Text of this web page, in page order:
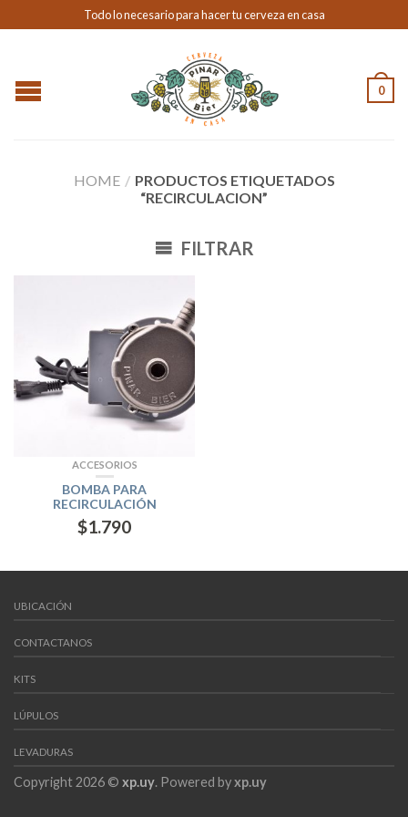
Todo lo necesario para hacer tu cerveza en casa
0
HOME / PRODUCTOS ETIQUETADOS
“RECIRCULACION”
FILTRAR
ACCESORIOS
BOMBA PARA
RECIRCULACIÓN
$1.790
UBICACIÓN
CONTACTANOS
KITS
LÚPULOS
LEVADURAS
Copyright 2026 © xp.uy. Powered byxp.uy